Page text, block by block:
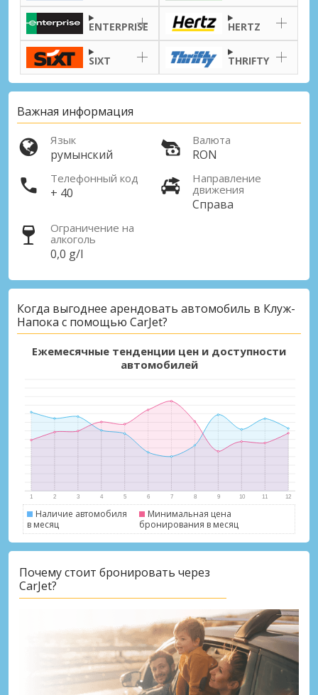
Лучшие сбережения
предложениям партнёров
Войти с помощью eLink
ENTERPRISE HERTZ
SIXT THRIFTY
Важная информация
Язык
румынский
Валюта
RON
Телефонный код
+ 40
Направление
движения
Справа
Ограничение на
алкоголь
0,0 g/l
Когда выгоднее арендовать автомобиль в Клуж-
Напока с помощью CarJet?
Ежемесячные тенденции цен и доступности
автомобилей
Наличие автомобиля
в месяц
Минимальная цена
бронирования в месяц
Почему стоит бронировать через
CarJet?